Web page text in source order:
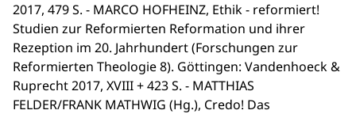
2017, 479 S. - MARCO HOFHEINZ, Ethik - reformiert!
Studien zur Reformierten Reformation und ihrer
Rezeption im 20. Jahrhundert (Forschungen zur
Reformierten Theologie 8). Göttingen: Vandenhoeck &
Ruprecht 2017, XVIII + 423 S. - MATTHIAS
FELDER/FRANK MATHWIG (Hg.), Credo! Das